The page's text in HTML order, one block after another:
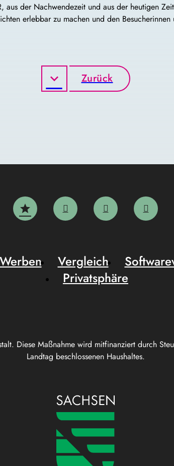
aus der Nachwendezeit und aus der heutigen
erlebbar zu machen und den
Zurück
Diese Maßnahme wird mitfinanziert durch
Landtag beschlossenen Haushaltes.
Werben Vergleich
Privatsphäre